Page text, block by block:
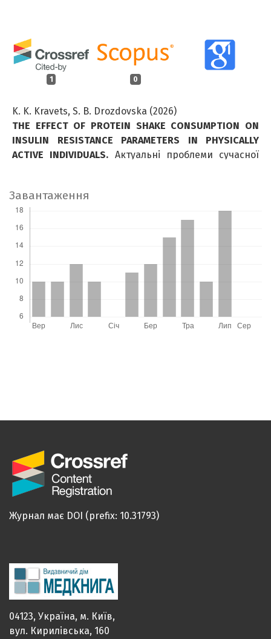
1 0
K. K. Kravets, S. B. Drozdovska (2026)
THE EFFECT OF PROTEIN SHAKE CONSUMPTION ON
INSULIN RESISTANCE PARAMETERS IN PHYSICALLY
ACTIVE INDIVIDUALS. Актуальні проблеми сучасної
10.31718/2077-1096.26.2.144
Завантаження
Журнал має DOI (prefix: 10.31793)
04123, Україна, м. Київ,
вул. Кирилівська, 160